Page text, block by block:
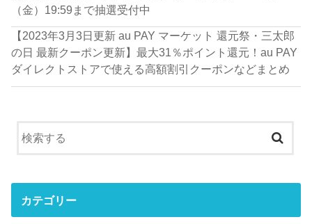
（金）19:59まで抽選受付中
【2023年3月3日更新 au PAY マーケット 還元祭・三太郎
の日 最新クーポン更新】最大31％ポイント還元！au PAY
ダイレクトストアで使える高額割引クーポンなどまとめ
カテゴリー